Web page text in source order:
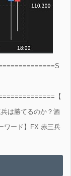
【
は勝てるのか？酒
ワード】FX 赤三兵